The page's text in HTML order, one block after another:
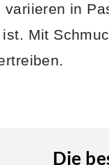
variieren in
Mit